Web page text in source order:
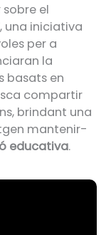
el
, una iniciativa
per a
la
basats en
compartir
brindant una
mantenir-
educativa.